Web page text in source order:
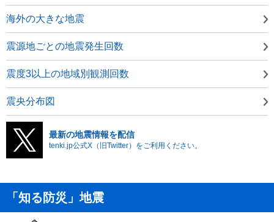
海外の大きな地震
震源地ごとの地震発生回数
震度3以上の地域別観測回数
震央分布図
最新の地震情報を配信
tenki.jp公式X（旧Twitter）をご利用ください。
「知る防災」地震